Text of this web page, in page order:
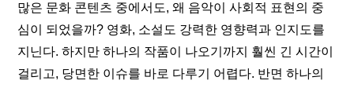
많은 문화 콘텐츠 중에서도, 왜 음악이 사회적 표현의 중
심이 되었을까? 영화, 소설도 강력한 영향력과 인지도를
지닌다. 하지만 하나의 작품이 나오기까지 훨씬 긴 시간이
걸리고, 당면한 이슈를 바로 다루기 어렵다. 반면 하나의